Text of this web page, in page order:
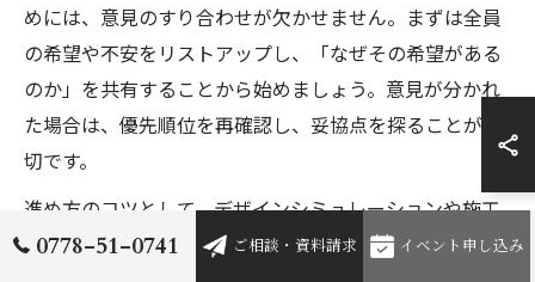
めには、意見のすり合わせが欠かせません。まずは全員
の希望や不安をリストアップし、「なぜその希望がある
のか」を共有することから始めましょう。意見が分かれ
た場合は、優先順位を再確認し、妥協点を探ることが大
切です。
進め方のコツとして、デザインシミュレーションや施工
事例を家族で一緒に見ることで、具体的なイメージを持
0778-51-0741 ご相談・資料請求 イベント申し込み